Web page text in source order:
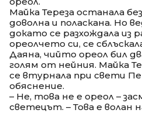
Майка Тереза останала
доволна и поласкана. Но
докато се разхождала из
ореолчето си, се
Даяна, чийто ореол бил
голям от нейния. Майка
се втурнала при свети
обяснение.
– Не, това не е ореол –
светецът. – Това е волан